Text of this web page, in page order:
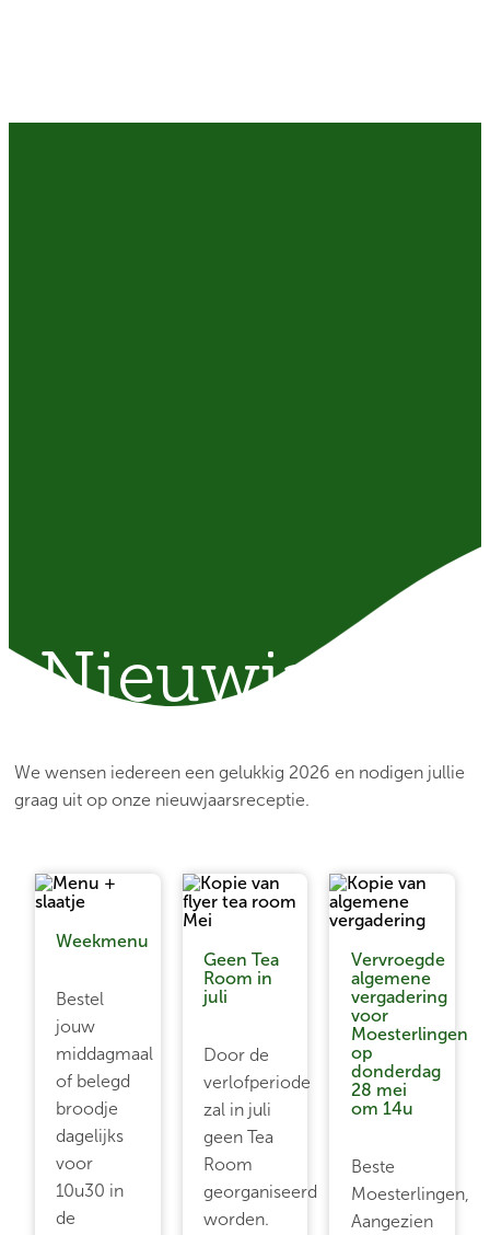
We wensen iedereen een gelukkig 2026 en nodigen jullie
graag uit op onze nieuwjaarsreceptie.
Weekmenu
Bestel
jouw
middagmaal
of belegd
broodje
dagelijks
voor
10u30 in
de
Geen Tea
Room in
juli
Door de
verlofperiode
zal in juli
geen Tea
Room
georganiseerd
worden.
Vervroegde
algemene
vergadering
voor
Moesterlingen
op
donderdag
28 mei
om 14u
Beste
Moesterlingen,
Aangezien